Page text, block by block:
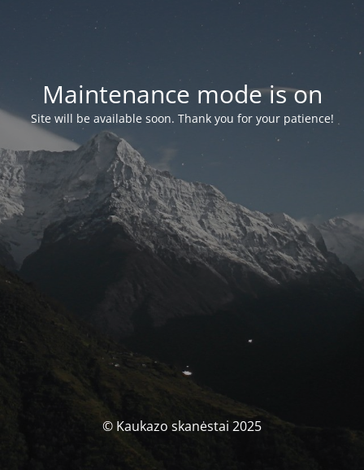
Maintenance mode is on
Site will be available soon. Thank you for your patience!
© Kaukazo skanėstai 2025